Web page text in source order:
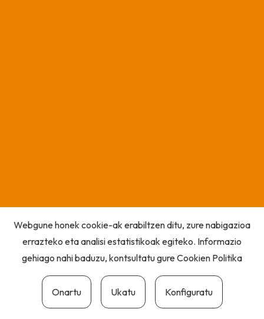
Webgune honek cookie-ak erabiltzen ditu, zure nabigazioa
errazteko eta analisi estatistikoak egiteko. Informazio
gehiago nahi baduzu, kontsultatu gureCookien Politika
Onartu Ukatu Konfiguratu